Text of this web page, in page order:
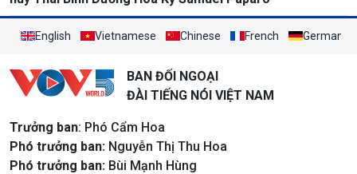
English Vietnamese Chinese French German
BAN ĐỐI NGOẠI
ĐÀI TIẾNG NÓI VIỆT NAM
Trưởng ban: Phó Cẩm Hoa
Phó trưởng ban: Nguyễn Thị Thu Hoa
Phó trưởng ban: Bùi Mạnh Hùng